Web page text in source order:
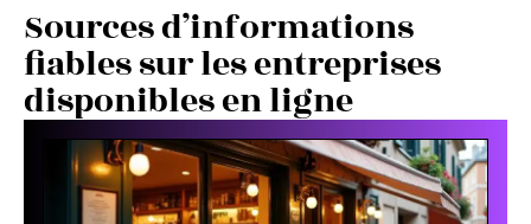
Sources d’informations
fiables sur les entreprises
disponibles en ligne